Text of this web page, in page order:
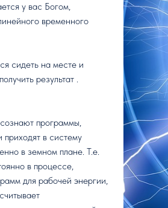
у вас Богом,
временного
сидеть на месте и
результат .
программы,
в систему
в земном плане. Т.е.
в процессе,
для рабочей энергии,